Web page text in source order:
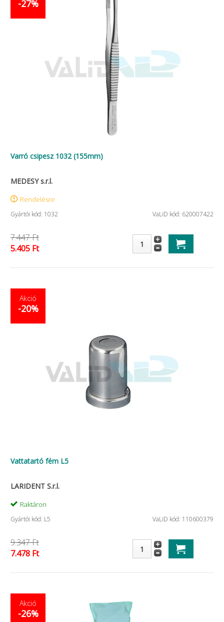
-27%
Varró csipesz 1032 (155mm)
MEDESY s.r.l.
Rendelésre
Gyártói kód: 1032 VaLiD kód: 620007422
7.447 Ft
5.405 Ft
Akció
-20%
Vattatartó fém L5
LARIDENT S.r.l.
Raktáron
Gyártói kód: L5 VaLiD kód: 110600379
9.347 Ft
7.478 Ft
Akció
-26%